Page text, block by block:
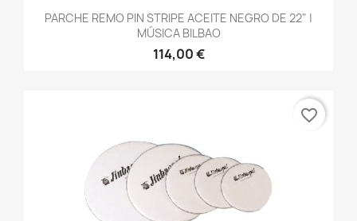
PARCHE REMO PIN STRIPE ACEITE NEGRO DE 22" |
MÚSICA BILBAO
114,00 €
favorite_border